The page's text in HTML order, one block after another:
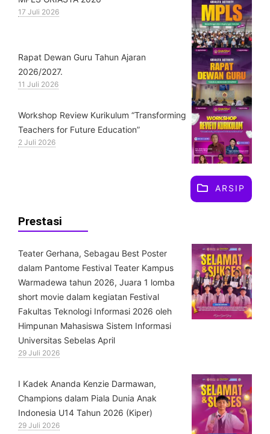
17 Juli 2026
Rapat Dewan Guru Tahun Ajaran
2026/2027.
11 Juli 2026
Workshop Review Kurikulum “Transforming
Teachers for Future Education”
2 Juli 2026
ARSIP
Prestasi
Teater Gerhana, Sebagau Best Poster
dalam Pantome Festival Teater Kampus
Warmadewa tahun 2026, Juara 1 lomba
short movie dalam kegiatan Festival
Fakultas Teknologi Informasi 2026 oleh
Himpunan Mahasiswa Sistem Informasi
Universitas Sebelas April
29 Juli 2026
⁠I Kadek Ananda Kenzie Darmawan,
Champions dalam Piala Dunia Anak
Indonesia U14 Tahun 2026 (Kiper)
29 Juli 2026